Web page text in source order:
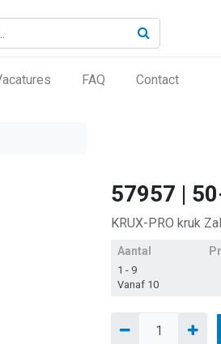
FAQ Contact
57957 |
KRUX-PRO kruk
Aantal
1 - 9
Vanaf 10